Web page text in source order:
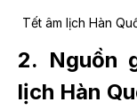
Tết âm lịch Hàn
2. Nguồn
lịch Hàn